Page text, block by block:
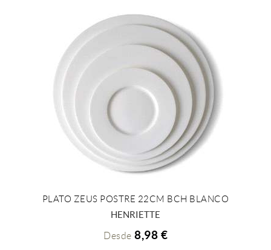
+ INFO
PLATO ZEUS POSTRE 22CM BCH BLANCO
HENRIETTE
Desde 8,98 €